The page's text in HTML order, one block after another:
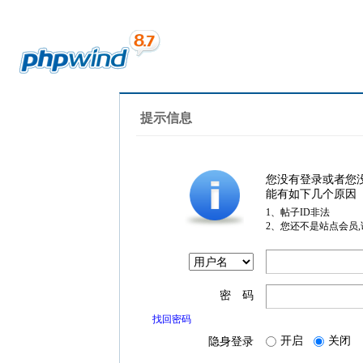
提示信息
您没有登录或者您
能有如下几个原因
1、帖子ID非法
2、您还不是站点会员
密 码
找回密码
隐身登录 开启 关闭